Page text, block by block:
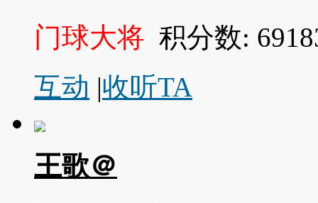
门球大将 积分数:
互动 |收听TA
王歌＠